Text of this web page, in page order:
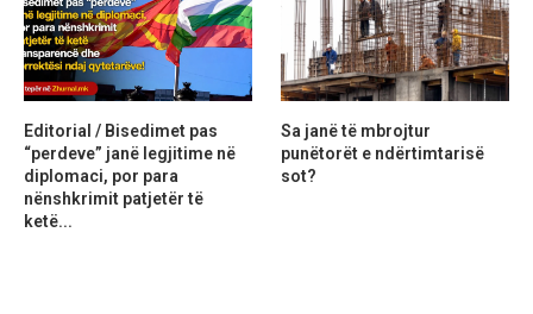
Editorial / Bisedimet pas
“perdeve” janë legjitime në
diplomaci, por para
nënshkrimit patjetër të
ketë...
Sa janë të mbrojtur
punëtorët e ndërtimtarisë
sot?